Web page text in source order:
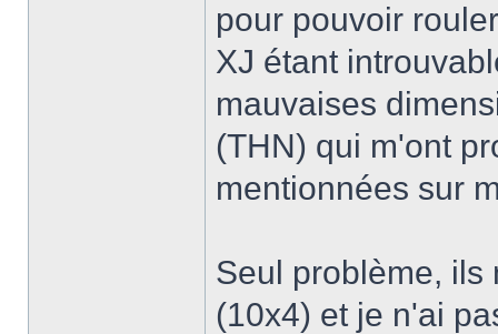
pour pouvoir
XJ étant
mauvaises
(THN) qui m'ont
mentionnées sur
Seul problème, ils
(10x4) et je n'ai